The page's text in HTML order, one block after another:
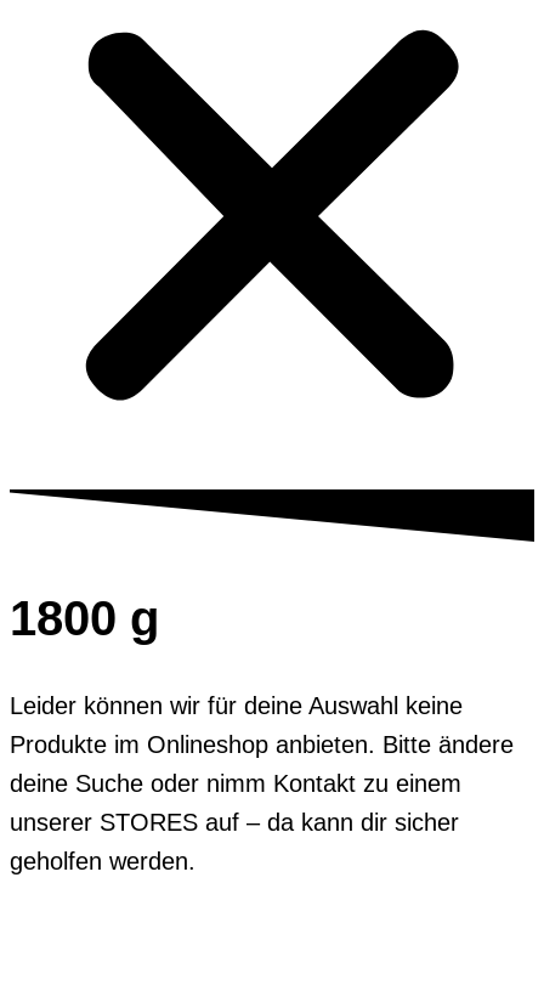
1800 g
Leider können wir für deine Auswahl keine
Produkte im Onlineshop anbieten. Bitte ändere
deine Suche oder nimm Kontakt zu einem
unserer STORES auf – da kann dir sicher
geholfen werden.